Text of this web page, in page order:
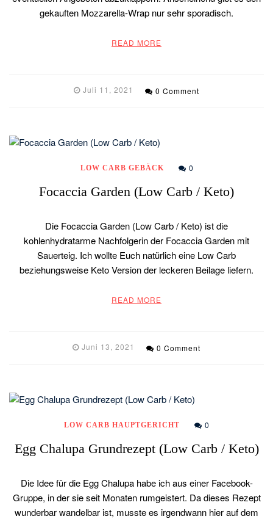
gekauften Mozzarella-Wrap nur sehr sporadisch.
READ MORE
Juli 11, 2021 0 Comment
LOW CARB GEBÄCK 0
Focaccia Garden (Low Carb / Keto)
Die Focaccia Garden (Low Carb / Keto) ist die
kohlenhydratarme Nachfolgerin der Focaccia Garden mit
Sauerteig. Ich wollte Euch natürlich eine Low Carb
beziehungsweise Keto Version der leckeren Beilage liefern.
READ MORE
Juni 13, 2021 0 Comment
LOW CARB HAUPTGERICHT 0
Egg Chalupa Grundrezept (Low Carb / Keto)
Die Idee für die Egg Chalupa habe ich aus einer Facebook-
Gruppe, in der sie seit Monaten rumgeistert. Da dieses Rezept
wunderbar wandelbar ist, musste es irgendwann hier auf dem